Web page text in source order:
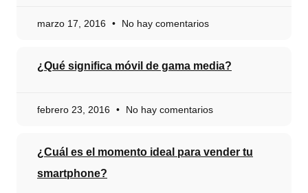
marzo 17, 2016 No hay comentarios
¿Qué significa móvil de gama media?
febrero 23, 2016 No hay comentarios
¿Cuál es el momento ideal para vender tu
smartphone?